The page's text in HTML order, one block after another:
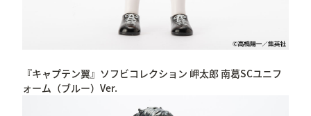
『キャプテン翼』ソフビコレクション 岬太郎 南葛SCユニフ
ォーム（ブルー）Ver.